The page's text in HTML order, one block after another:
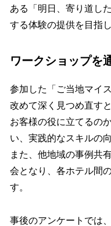
ある「明日、寄り道し
する体験の提供を目指し
ワークショップを
参加した「ご当地マイ
改めて深く見つめ直す
お客様の役に立てるの
い、実践的なスキルの
また、他地域の事例共
会となり、各ホテル間
す。
事後のアンケートでは